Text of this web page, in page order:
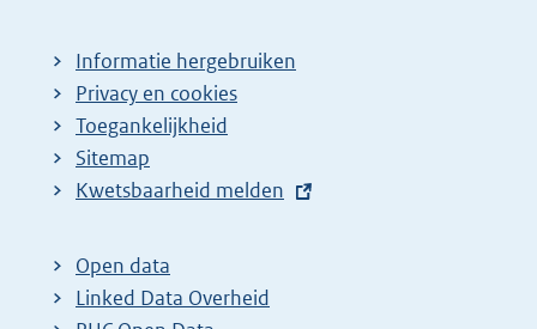
Informatie hergebruiken
Privacy en cookies
Toegankelijkheid
Sitemap
E
t
e
r
Kwetsbaarheid melden
Open data
Linked Data Overheid